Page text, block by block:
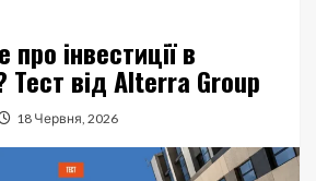
інвестиції в
Тест від Alterra Group
18 Червня, 2026